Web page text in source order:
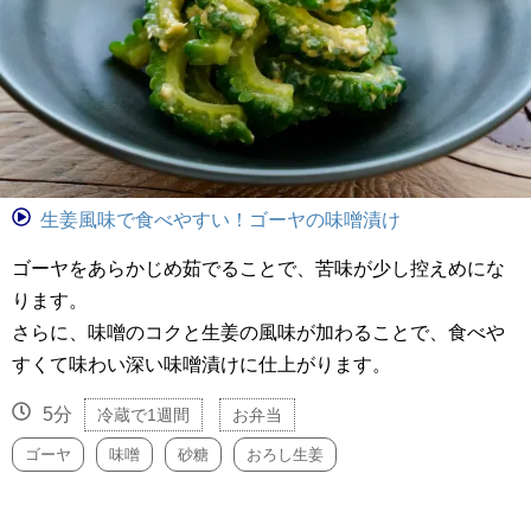
生姜風味で食べやすい！ゴーヤの味噌漬け
ゴーヤをあらかじめ茹でることで、苦味が少し控えめにな
ります。
さらに、味噌のコクと生姜の風味が加わることで、食べや
すくて味わい深い味噌漬けに仕上がります。
5分 冷蔵で1週間 お弁当
ゴーヤ 味噌 砂糖 おろし生姜